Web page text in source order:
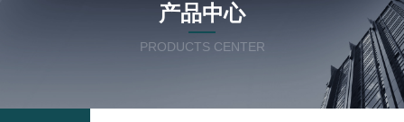
产品中心
PRODUCTS CENTER